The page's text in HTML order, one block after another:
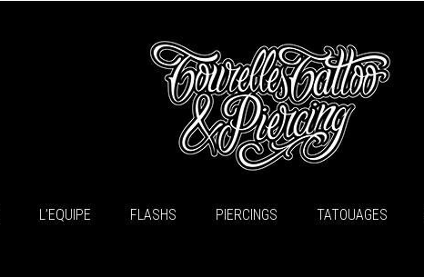
L’EQUIPE FLASHS PIERCINGS TATOUAGES